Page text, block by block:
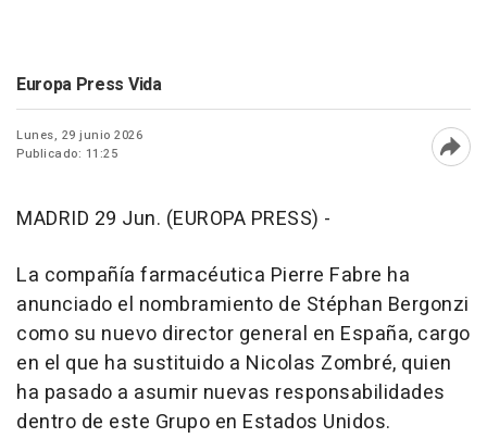
Europa Press Vida
Lunes, 29 junio 2026
Publicado: 11:25
MADRID 29 Jun. (EUROPA PRESS) -
La compañía farmacéutica Pierre Fabre ha
anunciado el nombramiento de Stéphan Bergonzi
como su nuevo director general en España, cargo
en el que ha sustituido a Nicolas Zombré, quien
ha pasado a asumir nuevas responsabilidades
dentro de este Grupo en Estados Unidos.